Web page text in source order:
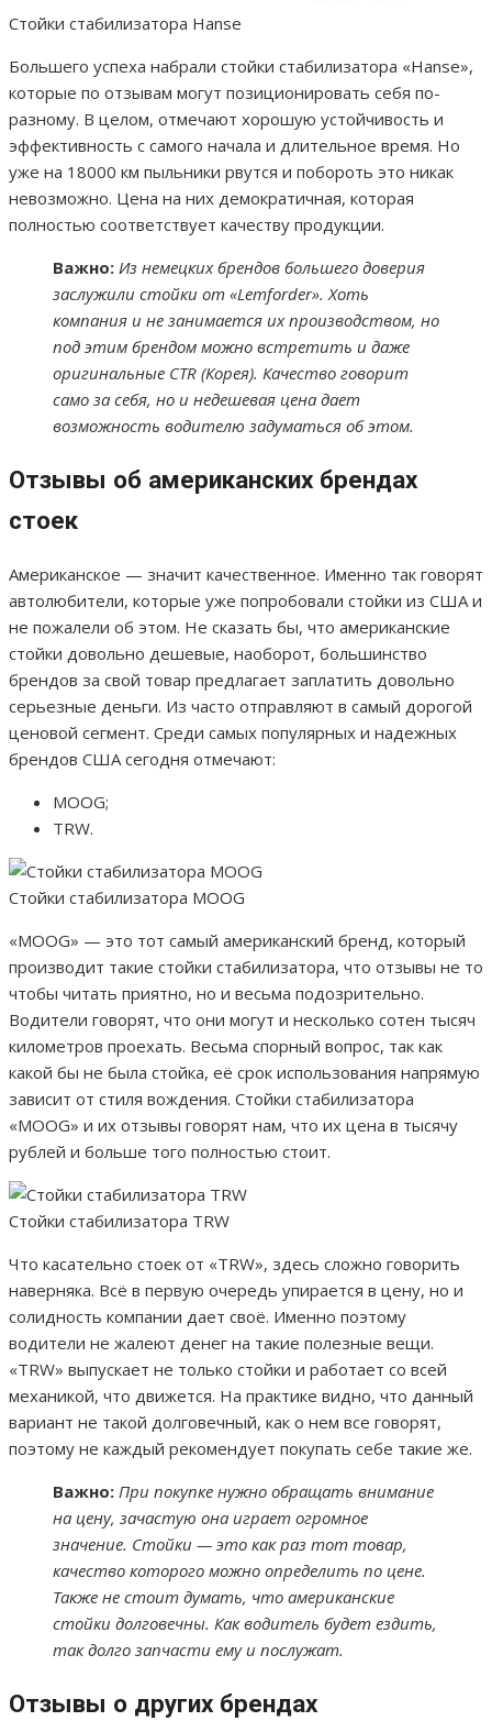
Стойки стабилизатора Hanse
Большего успеха набрали стойки стабилизатора «Hanse»,
которые по отзывам могут позиционировать себя по-
разному. В целом, отмечают хорошую устойчивость и
эффективность с самого начала и длительное время. Но
уже на 18000 км пыльники рвутся и побороть это никак
невозможно. Цена на них демократичная, которая
полностью соответствует качеству продукции.
Важно: Из немецких брендов большего доверия
заслужили стойки от «Lemforder». Хоть
компания и не занимается их производством, но
под этим брендом можно встретить и даже
оригинальные CTR (Корея). Качество говорит
само за себя, но и недешевая цена дает
возможность водителю задуматься об этом.
Отзывы об американских брендах
стоек
Американское — значит качественное. Именно так говорят
автолюбители, которые уже попробовали стойки из США и
не пожалели об этом. Не сказать бы, что американские
стойки довольно дешевые, наоборот, большинство
брендов за свой товар предлагает заплатить довольно
серьезные деньги. Из часто отправляют в самый дорогой
ценовой сегмент. Среди самых популярных и надежных
брендов США сегодня отмечают:
MOOG;
TRW.
Стойки стабилизатора MOOG
«MOOG» — это тот самый американский бренд, который
производит такие стойки стабилизатора, что отзывы не то
чтобы читать приятно, но и весьма подозрительно.
Водители говорят, что они могут и несколько сотен тысяч
километров проехать. Весьма спорный вопрос, так как
какой бы не была стойка, её срок использования напрямую
зависит от стиля вождения. Стойки стабилизатора
«MOOG» и их отзывы говорят нам, что их цена в тысячу
рублей и больше того полностью стоит.
Стойки стабилизатора TRW
Что касательно стоек от «TRW», здесь сложно говорить
наверняка. Всё в первую очередь упирается в цену, но и
солидность компании дает своё. Именно поэтому
водители не жалеют денег на такие полезные вещи.
«TRW» выпускает не только стойки и работает со всей
механикой, что движется. На практике видно, что данный
вариант не такой долговечный, как о нем все говорят,
поэтому не каждый рекомендует покупать себе такие же.
Важно: При покупке нужно обращать внимание
на цену, зачастую она играет огромное
значение. Стойки — это как раз тот товар,
качество которого можно определить по цене.
Также не стоит думать, что американские
стойки долговечны. Как водитель будет ездить,
так долго запчасти ему и послужат.
Отзывы о других брендах